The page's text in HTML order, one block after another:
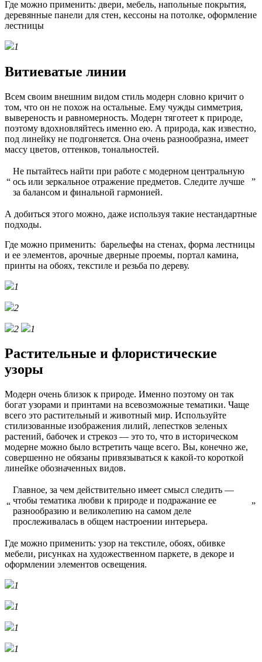
Где можно применить: двери, мебель, напольные покрытия,
деревянные панели для стен, кессоны на потолке, оформление
лестницы
1
Витиеватые линии
Всем своим внешним видом стиль модерн словно кричит о
том, что он не похож на остальные. Ему чужды симметрия,
вывереность и равномерность. Модерн тяготеет к природе,
поэтому вдохновляйтесь именно ею. А природа, как известно,
под линейку не подгоняется. Она очень разнообразна, имеет
массу цветов, оттенков, тональностей.
“
Не пытайтесь найти при работе с модерном центральную
ось или зеркальное отражение предметов. Следите лучше
за балансом и финальной гармонией.
”
А добиться этого можно, даже используя такие нестандартные
подходы.
Где можно применить: барельефы на стенах, форма лестницы
и ее элементов, арочные дверные проемы, портал камина,
принты на обоях, текстиле и резьба по дереву.
1
2
2 1
Растительные и флористические
узоры
Модерн очень близок к природе. Именно поэтому он так
богат узорами и принтами на всевозможные тематики. Чаще
всего это растительный и животный мир. Используйте
стилизованные изображения лилий, лепестков зеленых
растений, бабочек и стрекоз — это то, что в историческом
модерне можно было встретить чаще всего. Вы, конечно же,
совершенно не обязаны привязываться к какой-то короткой
линейке обозначенных видов.
“
Главное, за чем действительно имеет смысл следить —
чтобы тематика любви к природе и подражание ее
разнообразию и великолепию на самом деле
прослеживалась в общем настроении интерьера.
”
Где можно применить: узор на текстиле, обоях, обивке
мебели, рисунках на художественном паркете, в декоре и
оформлении элементов освещения.
1
1
1
1